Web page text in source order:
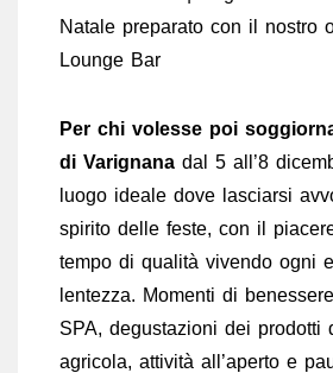
Natale preparato con il nostro
Lounge Bar
Per chi volesse poi
di Varignana dal 5 all’8
luogo ideale dove lasciarsi
spirito delle feste, con il
tempo di qualità vivendo ogni
lentezza. Momenti di
SPA, degustazioni dei prodotti
agricola, attività all’aperto e